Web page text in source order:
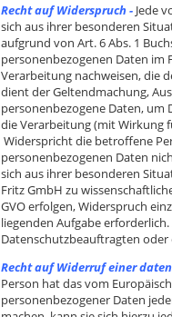
Recht auf Widerspruch - Jede
sich aus ihrer besonderen
aufgrund von Art. 6 Abs. 1
personenbezogenen Daten im
Verarbeitung nachweisen, die
dient der Geltendmachung,
personenbezogene Daten, um
die Verarbeitung (mit Wirkung
Widerspricht die betroffene
personenbezogenen Daten
sich aus ihrer besonderen
Fritz GmbH zu
GVO erfolgen, Widerspruch
liegenden Aufgabe
Datenschutzbeauftragten
Recht auf Widerruf einer
Person hat das vom
personenbezogener Daten